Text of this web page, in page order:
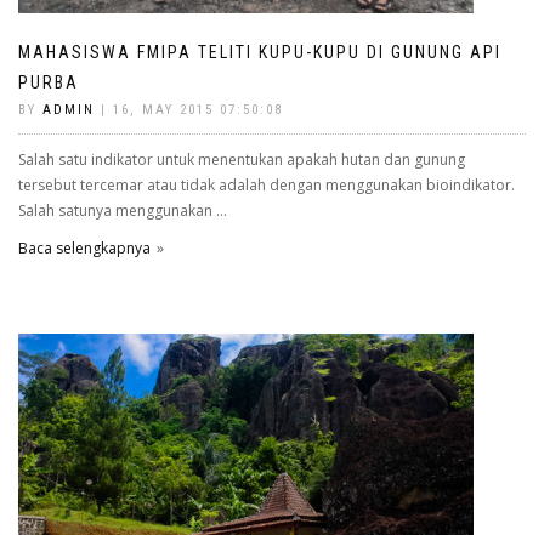
MAHASISWA FMIPA TELITI KUPU-KUPU DI GUNUNG API
PURBA
BY ADMIN | 16, MAY 2015 07:50:08
Salah satu indikator untuk menentukan apakah hutan dan gunung
tersebut tercemar atau tidak adalah dengan menggunakan bioindikator.
Salah satunya menggunakan ...
Baca selengkapnya